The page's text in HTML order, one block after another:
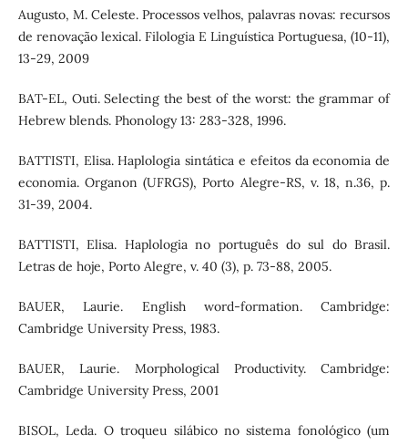
Augusto, M. Celeste. Processos velhos, palavras novas: recursos
de renovação lexical. Filologia E Linguística Portuguesa, (10-11),
13-29, 2009
BAT-EL, Outi. Selecting the best of the worst: the grammar of
Hebrew blends. Phonology 13: 283-328, 1996.
BATTISTI, Elisa. Haplologia sintática e efeitos da economia de
economia. Organon (UFRGS), Porto Alegre-RS, v. 18, n.36, p.
31-39, 2004.
BATTISTI, Elisa. Haplologia no português do sul do Brasil.
Letras de hoje, Porto Alegre, v. 40 (3), p. 73-88, 2005.
BAUER, Laurie. English word-formation. Cambridge:
Cambridge University Press, 1983.
BAUER, Laurie. Morphological Productivity. Cambridge:
Cambridge University Press, 2001
BISOL, Leda. O troqueu silábico no sistema fonológico (um